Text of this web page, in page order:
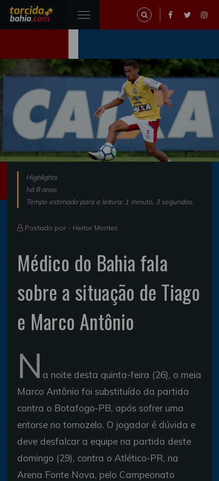
Highlights
há 8 anos
Tempo estimado para a leitura: 1 minuto, 3 segundos.
Postado por - Heitor Montes
Médico do Bahia fala
sobre a situação de Tiago
e Marco Antônio
N a noite desta quinta-feira (26), o meia
Marco Antônio foi substituído da partida
contra o Botafogo-PB, após sofrer uma
entorse no tornozelo. O jogador é dúvida e
deve desfalcar a equipe na partida deste
domingo (29), contra o Atlético-PR, na
Arena Fonte Nova, pelo Campeonato